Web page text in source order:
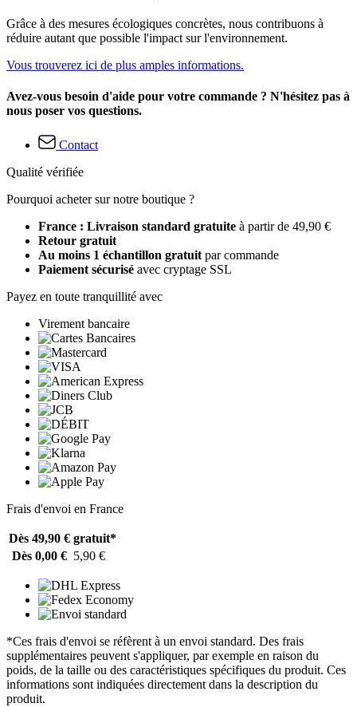
Grâce à des mesures écologiques concrètes, nous contribuons à
réduire autant que possible l'impact sur l'environnement.
Vous trouverez ici de plus amples informations.
Avez-vous besoin d'aide pour votre commande ? N'hésitez pas à
nous poser vos questions.
Contact
Qualité vérifiée
Pourquoi acheter sur notre boutique ?
France : Livraison standard gratuite à partir de 49,90 €
Retour gratuit
Au moins 1 échantillon gratuit par commande
Paiement sécurisé avec cryptage SSL
Payez en toute tranquillité avec
Virement bancaire
Frais d'envoi en France
Dès 49,90 € gratuit*
Dès 0,00 € 5,90 €
*Ces frais d'envoi se réfèrent à un envoi standard. Des frais
supplémentaires peuvent s'appliquer, par exemple en raison du
poids, de la taille ou des caractéristiques spécifiques du produit. Ces
informations sont indiquées directement dans la description du
produit.